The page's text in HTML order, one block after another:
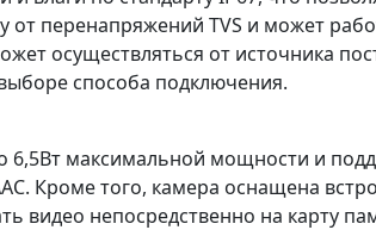
от перенапряжений TVS и может
осуществляться от источника
способа подключения.
6,5Вт максимальной мощности и
Кроме того, камера оснащена
видео непосредственно на карту